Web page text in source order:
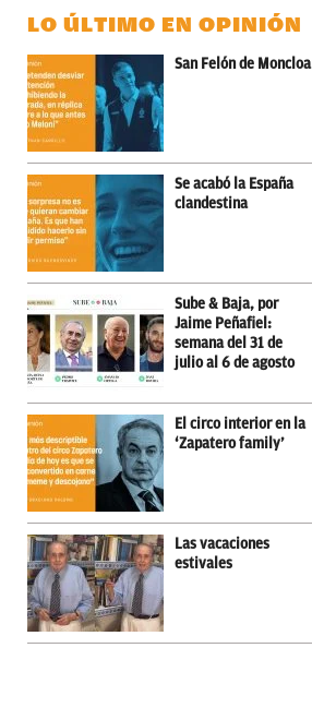
LO ÚLTIMO EN OPINIÓN
San Felón de Moncloa
Se acabó la España
clandestina
Sube & Baja, por
Jaime Peñafiel:
semana del 31 de
julio al 6 de agosto
El circo interior en la
‘Zapatero family’
Las vacaciones
estivales